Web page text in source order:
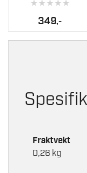
★★★★★
349,-
Fraktvekt
0,26 kg